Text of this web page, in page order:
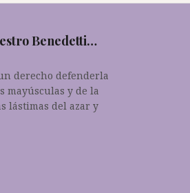
Benedetti…
derecho defenderla
mayúsculas y de la
lástimas del azar y